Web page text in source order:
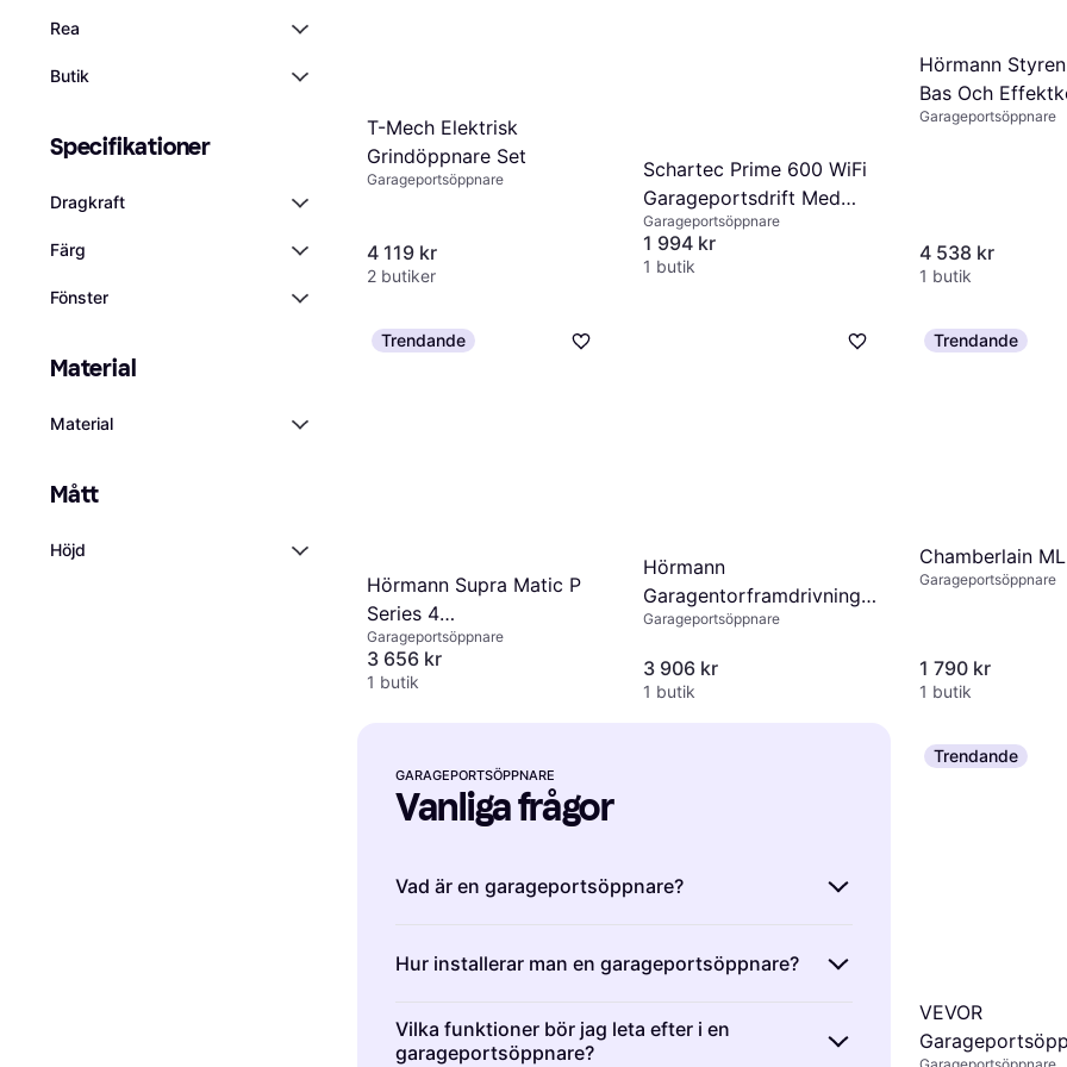
Rea
Butik
Specifikationer
Dragkraft
Färg
Fönster
Material
Material
Mått
Höjd
T-Mech Elektrisk
Grindöppnare Set
Garageportsöppnare
4 119 kr
2 butiker
Schartec Prime 600 WiFi
Garageportsdrift Med
WLAN
Garageportsöppnare
1 994 kr
1 butik
Hörmann
Bas Och
Garageportsöppnare
4 538 kr
1 butik
Trendande
Hörmann Supra Matic P
Series 4
Garageportoperatör
Garageportsöppnare
3 656 kr
1 butik
Hörmann
Garagentorframdrivning
Supra Matic E Serie 4
Garageportsöppnare
3 906 kr
1 butik
Trendande
Chamberlain
Garageportsöppnare
1 790 kr
1 butik
Trendande
VEVOR
GARAGEPORTSÖPPNARE
Vanliga frågor
Vad är en garageportsöppnare?
som öppnar och stänger garageportar. De
använder motorer för att driva porten upp eller
ner med hjälp av fjärrkontroller eller appar.
Garageportsöppnare ökar bekvämligheten och
Hur installerar man en garageportsöppnare?
Installation av en garageportsöppnare innebär att
fästa enheten i taket och ansluta den till porten.
Vilka funktioner bör jag leta efter i en
garageportsöppnare?